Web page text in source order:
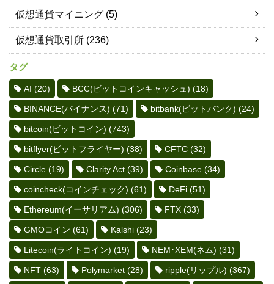
仮想通貨マイニング (5)
仮想通貨取引所 (236)
タグ
AI (20) BCC(ビットコインキャッシュ) (18)
BINANCE(バイナンス) (71) bitbank(ビットバンク) (24)
bitcoin(ビットコイン) (743)
bitflyer(ビットフライヤー) (38) CFTC (32)
Circle (19) Clarity Act (39) Coinbase (34)
coincheck(コインチェック) (61) DeFi (51)
Ethereum(イーサリアム) (306) FTX (33)
GMOコイン (61) Kalshi (23)
Litecoin(ライトコイン) (19) NEM･XEM(ネム) (31)
NFT (63) Polymarket (28) ripple(リップル) (367)